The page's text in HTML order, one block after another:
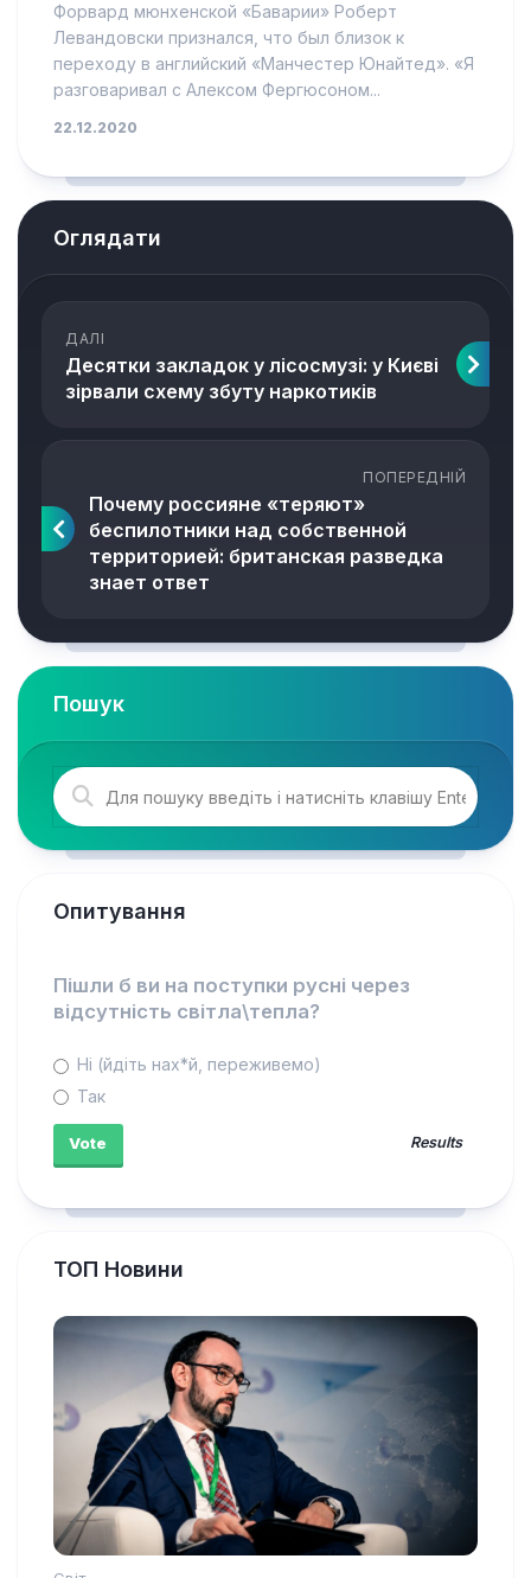
Форвард мюнхенской «Баварии» Роберт
Левандовски признался, что был близок к
переходу в английский «Манчестер Юнайтед». «Я
разговаривал с Алексом Фергюсоном...
22.12.2020
Оглядати
ДАЛІ
Десятки закладок у лісосмузі: у Києві
зірвали схему збуту наркотиків
ПОПЕРЕДНІЙ
Почему россияне «теряют»
беспилотники над собственной
территорией: британская разведка
знает ответ
Пошук
Опитування
Пішли б ви на поступки русні через
відсутність світла\тепла?
Ні (йдіть нах*й, переживемо)
Так
Results
ТОП Новини